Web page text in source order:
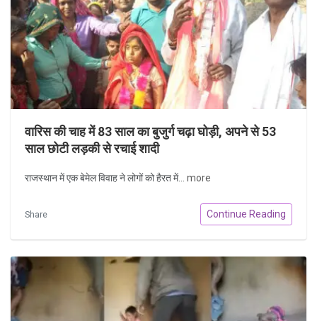
वारिस की चाह में 83 साल का बुजुर्ग चढ़ा घोड़ी, अपने से 53
साल छोटी लड़की से रचाई शादी
राजस्थान में एक बेमेल विवाह ने लोगों को हैरत में... more
Share Continue Reading